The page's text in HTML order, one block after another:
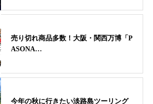
売り切れ商品多数！大阪・関西万博「P
ASONA…
今年の秋に行きたい淡路島ツーリング